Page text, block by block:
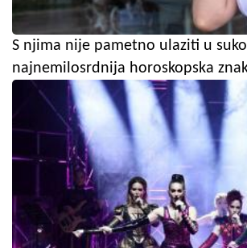
S njima nije pametno ulaziti u
najnemilosrdnija horoskopska